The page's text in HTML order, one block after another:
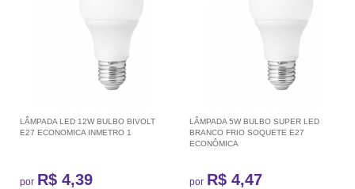
LÂMPADA LED 12W BULBO BIVOLT
E27 ECONOMICA INMETRO 1
por R$ 4,39
LÂMPADA 5W BULBO SUPER LED
BRANCO FRIO SOQUETE E27
ECONÔMICA
por R$ 4,47